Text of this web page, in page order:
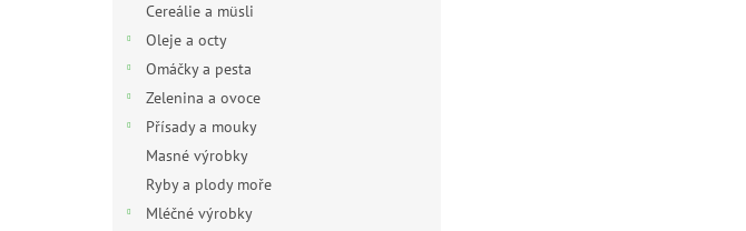
Cereálie a müsli
Oleje a octy
Omáčky a pesta
Zelenina a ovoce
Přísady a mouky
Masné výrobky
Ryby a plody moře
Mléčné výrobky